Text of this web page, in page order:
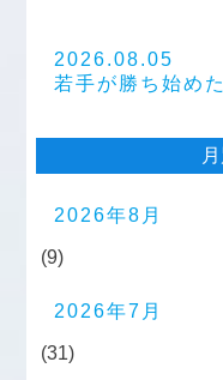
2026.08.05
若手が勝ち始め
2026年8月
(9)
2026年7月
(31)